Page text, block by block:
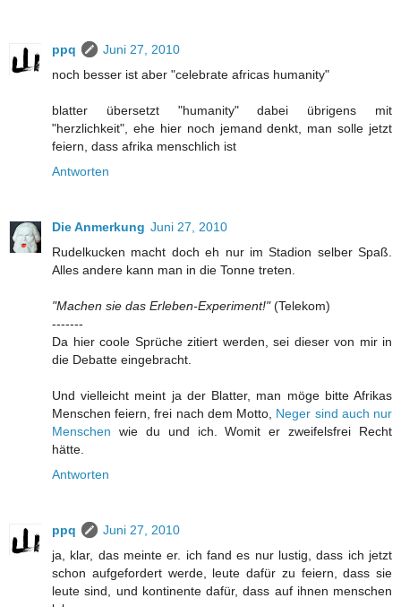
ppq
Juni 27, 2010
noch besser ist aber "celebrate africas humanity"
blatter übersetzt "humanity" dabei übrigens mit
"herzlichkeit", ehe hier noch jemand denkt, man solle jetzt
feiern, dass afrika menschlich ist
Antworten
Die Anmerkung Juni 27, 2010
Rudelkucken macht doch eh nur im Stadion selber Spaß.
Alles andere kann man in die Tonne treten.
"Machen sie das Erleben-Experiment!"(Telekom)
-------
Da hier coole Sprüche zitiert werden, sei dieser von mir in
die Debatte eingebracht.
Und vielleicht meint ja der Blatter, man möge bitte Afrikas
Menschen feiern, frei nach dem Motto, Neger sind auch nur
Menschen wie du und ich. Womit er zweifelsfrei Recht
hätte.
Antworten
ppq
Juni 27, 2010
ja, klar, das meinte er. ich fand es nur lustig, dass ich jetzt
schon aufgefordert werde, leute dafür zu feiern, dass sie
leute sind, und kontinente dafür, dass auf ihnen menschen